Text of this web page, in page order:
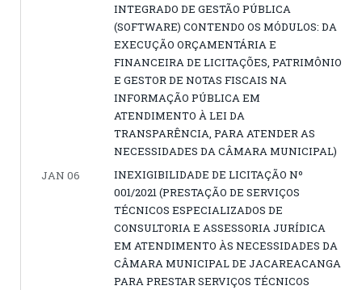
INTEGRADO DE GESTÃO PÚBLICA
(SOFTWARE) CONTENDO OS MÓDULOS: DA
EXECUÇÃO ORÇAMENTÁRIA E
FINANCEIRA DE LICITAÇÕES, PATRIMÔNIO
E GESTOR DE NOTAS FISCAIS NA
INFORMAÇÃO PÚBLICA EM
ATENDIMENTO À LEI DA
TRANSPARÊNCIA, PARA ATENDER AS
NECESSIDADES DA CÂMARA MUNICIPAL)
JAN 06
INEXIGIBILIDADE DE LICITAÇÃO Nº
001/2021 (PRESTAÇÃO DE SERVIÇOS
TÉCNICOS ESPECIALIZADOS DE
CONSULTORIA E ASSESSORIA JURÍDICA
EM ATENDIMENTO ÀS NECESSIDADES DA
CÂMARA MUNICIPAL DE JACAREACANGA
PARA PRESTAR SERVIÇOS TÉCNICOS